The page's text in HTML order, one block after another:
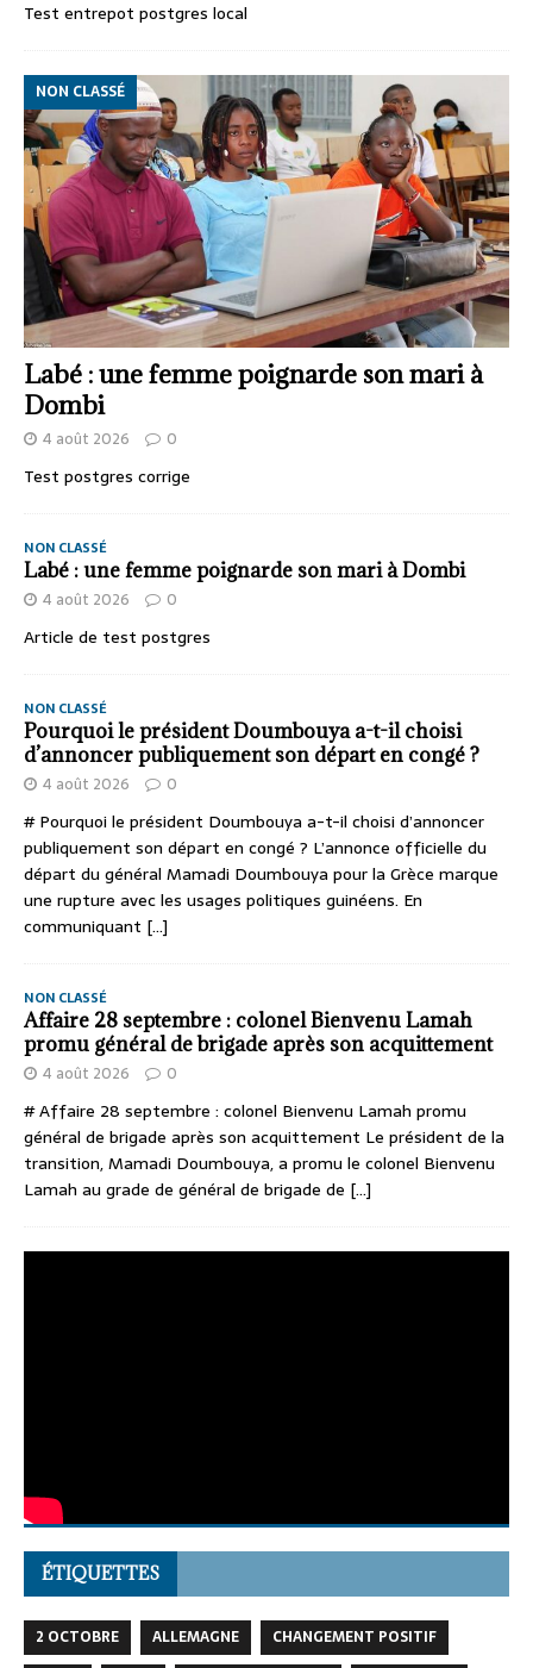
Test entrepot postgres local
Labé : une femme poignarde son mari à
Dombi
NON CLASSÉ
4 août 2026 0
Test postgres corrige
NON CLASSÉ
Labé : une femme poignarde son mari à Dombi
4 août 2026 0
Article de test postgres
NON CLASSÉ
Pourquoi le président Doumbouya a-t-il choisi
d’annoncer publiquement son départ en congé ?
4 août 2026 0
# Pourquoi le président Doumbouya a-t-il choisi d’annoncer
publiquement son départ en congé ? L’annonce officielle du
départ du général Mamadi Doumbouya pour la Grèce marque
une rupture avec les usages politiques guinéens. En
communiquant [...]
NON CLASSÉ
Affaire 28 septembre : colonel Bienvenu Lamah
promu général de brigade après son acquittement
4 août 2026 0
# Affaire 28 septembre : colonel Bienvenu Lamah promu
général de brigade après son acquittement Le président de la
transition, Mamadi Doumbouya, a promu le colonel Bienvenu
Lamah au grade de général de brigade de [...]
ÉTIQUETTES
2 OCTOBRE ALLEMAGNE
CHANGEMENT POSITIF